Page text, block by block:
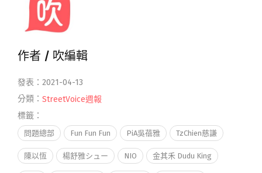
作者 / 吹編輯
發表：2021-04-13
分類： StreetVoice週報
標籤：
問題總部 Fun Fun Fun PiA吳蓓雅 TzChien慈謙
陳以恆 楊舒雅シュー NIO 金其禾 Dudu King